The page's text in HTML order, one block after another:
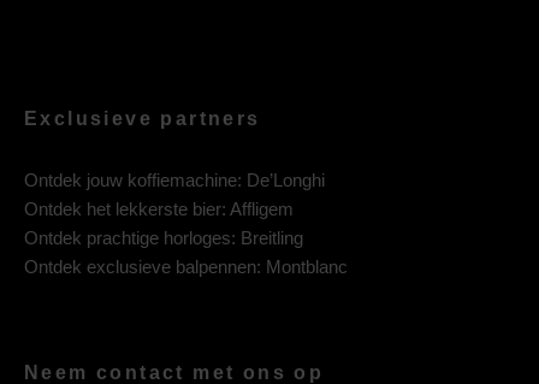
Exclusieve partners
Ontdek jouw koffiemachine: De’Longhi
Ontdek het lekkerste bier: Affligem
Ontdek prachtige horloges: Breitling
Ontdek exclusieve balpennen: Montblanc
Neem contact met ons op